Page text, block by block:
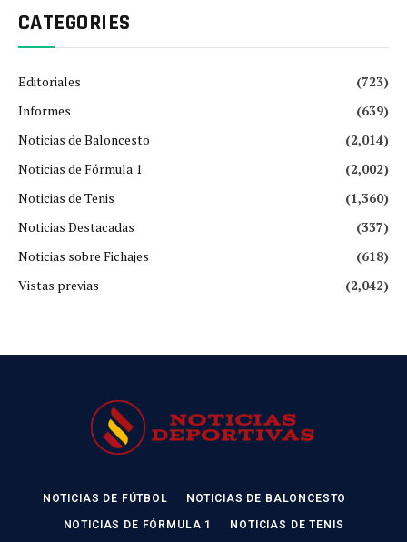
CATEGORIES
Editoriales
(723)
Informes
(639)
Noticias de Baloncesto
(2,014)
Noticias de Fórmula 1
(2,002)
Noticias de Tenis
(1,360)
Noticias Destacadas
(337)
Noticias sobre Fichajes
(618)
Vistas previas
(2,042)
NOTICIAS DE FÚTBOL NOTICIAS DE BALONCESTO
NOTICIAS DE FÓRMULA 1 NOTICIAS DE TENIS